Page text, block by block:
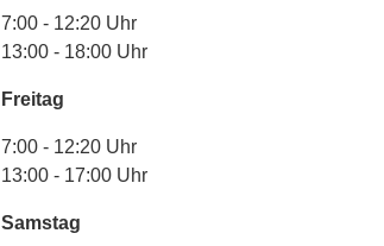
7:00 - 12:20 Uhr
13:00 - 18:00 Uhr
Freitag
7:00 - 12:20 Uhr
13:00 - 17:00 Uhr
Samstag